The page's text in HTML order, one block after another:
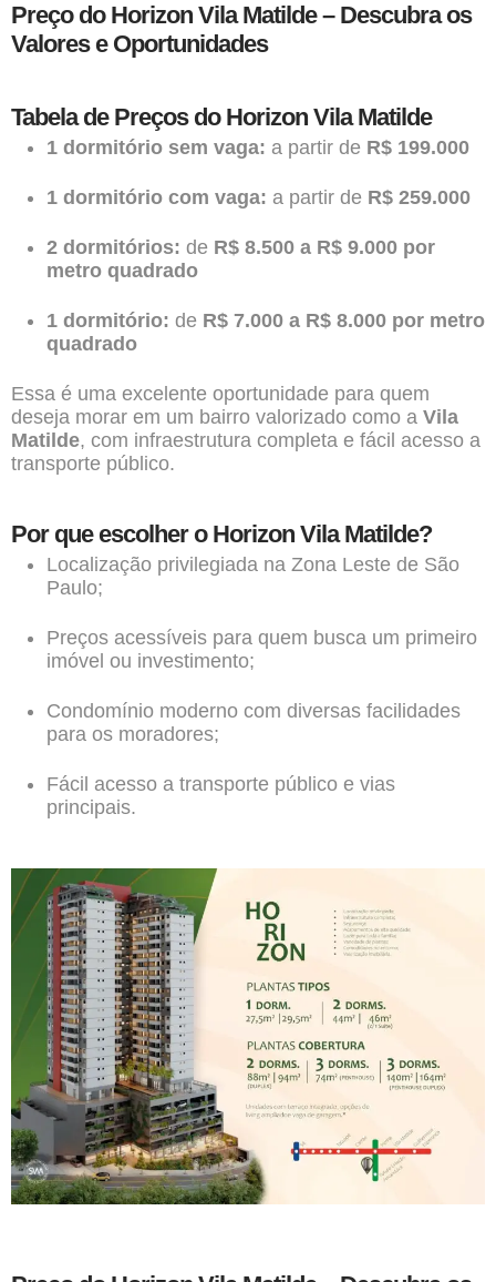
Preço do Horizon Vila Matilde – Descubra os
Valores e Oportunidades
Tabela de Preços do Horizon Vila Matilde
1 dormitório sem vaga: a partir de R$ 199.000
1 dormitório com vaga: a partir de R$ 259.000
2 dormitórios: de R$ 8.500 a R$ 9.000 por
metro quadrado
1 dormitório: de R$ 7.000 a R$ 8.000 por metro
quadrado
Essa é uma excelente oportunidade para quem
deseja morar em um bairro valorizado como a Vila
Matilde, com infraestrutura completa e fácil acesso a
transporte público.
Por que escolher o Horizon Vila Matilde?
Localização privilegiada na Zona Leste de São
Paulo;
Preços acessíveis para quem busca um primeiro
imóvel ou investimento;
Condomínio moderno com diversas facilidades
para os moradores;
Fácil acesso a transporte público e vias
principais.